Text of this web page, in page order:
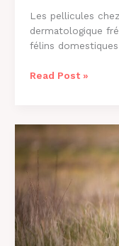
Les pellicules
dermatologique
félins
Pourquoi
Pellicules
et
Solutions
Read Post »